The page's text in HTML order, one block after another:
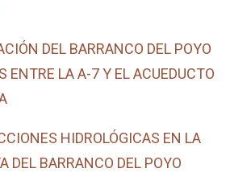
DEL BARRANCO DEL POYO
ENTRE LA A-7 Y EL ACUEDUCTO
HIDROLÓGICAS EN LA
DEL BARRANCO DEL POYO